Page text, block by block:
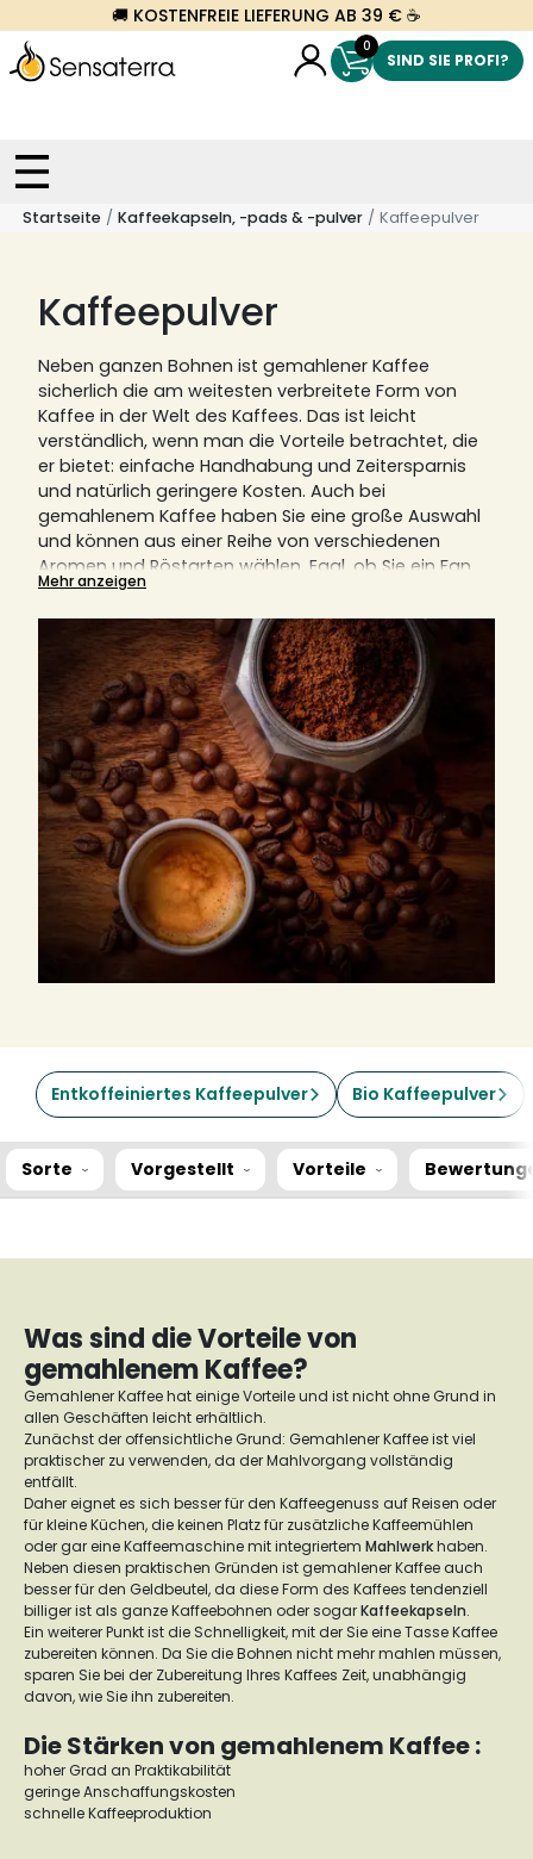
🚚 KOSTENFREIE LIEFERUNG AB 39 € ☕
0
SIND SIE PROFI?
Startseite Kaffeekapseln, -pads & -pulver Kaffeepulver
Kaffeepulver
Neben ganzen Bohnen ist gemahlener Kaffee
sicherlich die am weitesten verbreitete Form von
Kaffee in der Welt des Kaffees. Das ist leicht
verständlich, wenn man die Vorteile betrachtet, die
er bietet: einfache Handhabung und Zeitersparnis
und natürlich geringere Kosten. Auch bei
gemahlenem Kaffee haben Sie eine große Auswahl
und können aus einer Reihe von verschiedenen
Aromen und Röstarten wählen. Egal, ob Sie ein Fan
von Filtermaschinen, italienischen Kaffeemaschinen,
Kolbenkaffeemaschinen (auch bekannt als French
Press) oder anderen Geräten sind, gemahlener
Kaffee ist immer eine notwendige Komponente.
erklären wir Ihnen auch, warum der richtige Mahlgrad
für den perfekten Kaffeegenuss entscheidend ist.
Finden Sie hier Ihre nächste Lieblingsrösterei, egal ob
aus Italien, Deutschland oder Frankreich.
Mehr anzeigen
Entkoffeiniertes Kaffeepulver Bio Kaffeepulver
Sorte Vorgestellt Vorteile
Was sind die Vorteile von
gemahlenem Kaffee?
Gemahlener Kaffee hat einige Vorteile und ist nicht ohne Grund in
allen Geschäften leicht erhältlich.
Zunächst der offensichtliche Grund: Gemahlener Kaffee ist viel
praktischer zu verwenden, da der Mahlvorgang vollständig
entfällt.
Daher eignet es sich besser für den Kaffeegenuss auf Reisen oder
für kleine Küchen, die keinen Platz für zusätzliche Kaffeemühlen
oder gar eine Kaffeemaschine mit integriertem Mahlwerkhaben.
Neben diesen praktischen Gründen ist gemahlener Kaffee auch
besser für den Geldbeutel, da diese Form des Kaffees tendenziell
billiger ist als ganze Kaffeebohnen oder sogarKaffeekapseln.
Ein weiterer Punkt ist die Schnelligkeit, mit der Sie eine Tasse Kaffee
zubereiten können. Da Sie die Bohnen nicht mehr mahlen müssen,
sparen Sie bei der Zubereitung Ihres Kaffees Zeit, unabhängig
davon, wie Sie ihn zubereiten.
Die Stärken von gemahlenem Kaffee :
hoher Grad an Praktikabilität
geringe Anschaffungskosten
schnelle Kaffeeproduktion